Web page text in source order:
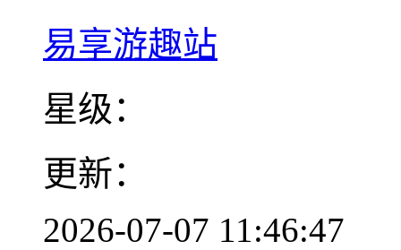
易享游趣站
星级：
更新：
2026-07-07 11:46:47